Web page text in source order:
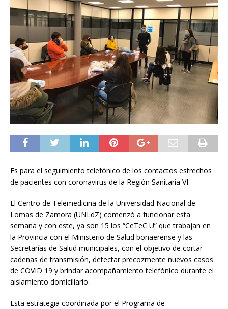
Es para el seguimiento telefónico de los contactos estrechos
de pacientes con coronavirus de la Región Sanitaria VI.
El Centro de Telemedicina de la Universidad Nacional de
Lomas de Zamora (UNLdZ) comenzó a funcionar esta
semana y con este, ya son 15 los “CeTeC U” que trabajan en
la Provincia con el Ministerio de Salud bonaerense y las
Secretarías de Salud municipales, con el objetivo de cortar
cadenas de transmisión, detectar precozmente nuevos casos
de COVID 19 y brindar acompañamiento telefónico durante el
aislamiento domiciliario.
Esta estrategia coordinada por el Programa de